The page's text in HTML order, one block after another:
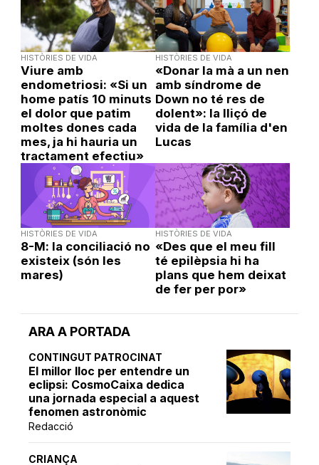
ARA A PORTADA
CONTINGUT PATROCINAT
El millor lloc per entendre un
eclipsi: CosmoCaixa dedica
una jornada especial a aquest
fenomen astronòmic
Redacció
CRIANÇA
HISTÒRIES DE VIDA
Viure amb
endometriosi: «Si un
home patís 10 minuts
el dolor que patim
moltes dones cada
mes, ja hi hauria un
tractament efectiu»
HISTÒRIES DE VIDA
«Donar la mà a un nen
amb síndrome de
Down no té res de
dolent»: la lliçó de
vida de la família d'en
Lucas
HISTÒRIES DE VIDA
8-M: la conciliació no
existeix (són les
mares)
HISTÒRIES DE VIDA
«Des que el meu fill
té epilèpsia hi ha
plans que hem deixat
de fer per por»